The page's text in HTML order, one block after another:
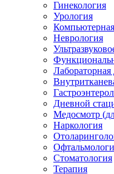
Гинекология
Урология
Неврология
Лабораторная
Дневной
Медосмотр
Наркология
Стоматология
Терапия